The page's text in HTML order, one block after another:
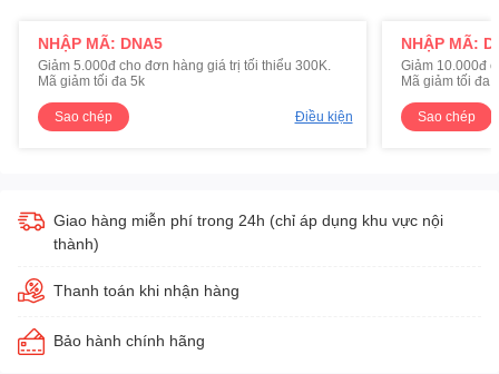
NHẬP MÃ: DNA5
Giảm 5.000đ cho đơn hàng giá trị tối thiểu 300K.
Mã giảm tối đa 5k
Sao chép Điều kiện
NHẬP MÃ:
Giảm 10.000đ
Mã giảm tối đa
Sao chép
Giao hàng miễn phí trong 24h (chỉ áp dụng khu vực nội
thành)
Thanh toán khi nhận hàng
Bảo hành chính hãng